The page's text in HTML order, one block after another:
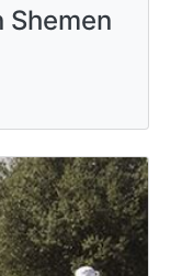
Shemen